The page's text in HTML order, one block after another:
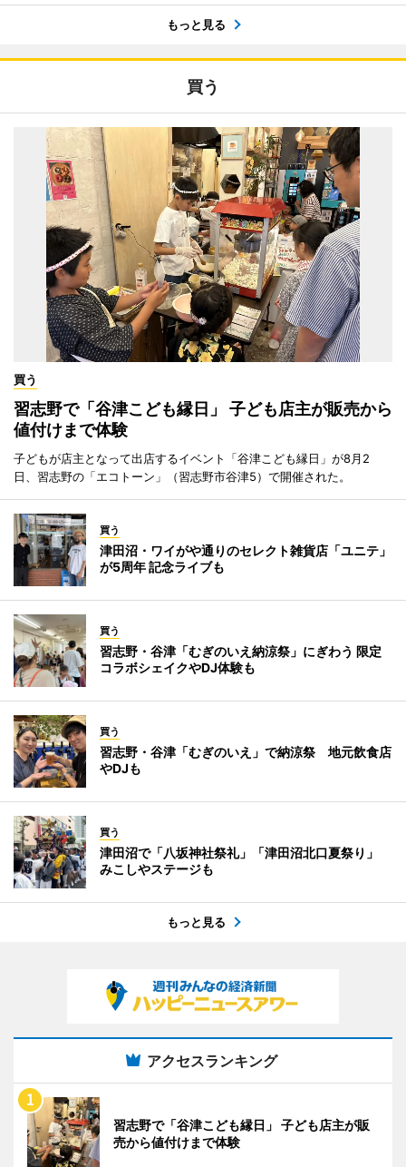
もっと見る
買う
買う
習志野で「谷津こども縁日」 子ども店主が販売から
値付けまで体験
子どもが店主となって出店するイベント「谷津こども縁日」が8月2
日、習志野の「エコトーン」（習志野市谷津5）で開催された。
買う
津田沼・ワイがや通りのセレクト雑貨店「ユニテ」
が5周年 記念ライブも
買う
習志野・谷津「むぎのいえ納涼祭」にぎわう 限定
コラボシェイクやDJ体験も
買う
習志野・谷津「むぎのいえ」で納涼祭 地元飲食店
やDJも
買う
津田沼で「八坂神社祭礼」「津田沼北口夏祭り」
みこしやステージも
もっと見る
アクセスランキング
習志野で「谷津こども縁日」 子ども店主が販
売から値付けまで体験